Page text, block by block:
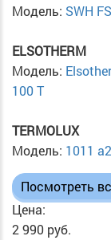
Модель: SWH
ELSOTHERM
Модель:
100 T
TERMOLUX
Модель: 1011
Посмотреть
Цена:
2 990 руб.